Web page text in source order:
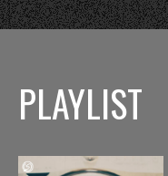
PLAYLIST